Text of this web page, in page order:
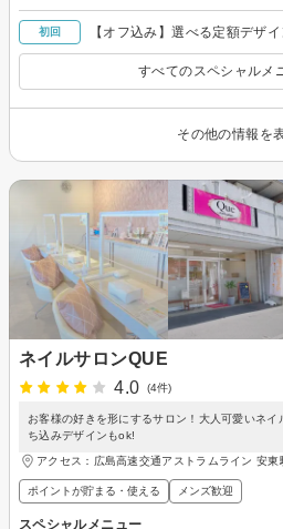
初回 【オフ込み】選べる定額デザ
すべてのスペシャルメ
その他の情報を
ネイルサロンQUE
4.0
(4件)
お客様の好きを形にするサロン！大人可愛いネ
ち込みデザインもok!
アクセス：広島高速交通アストラムライン 安東
ポイントが貯まる・使える メンズ歓迎
スペシャルメニュー